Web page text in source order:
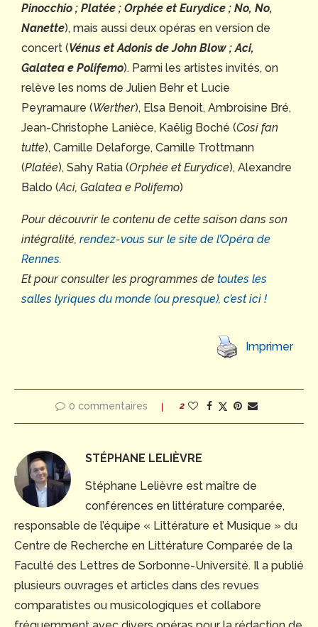
Pinocchio ; Platée ; Orphée et Eurydice ; No, No,
Nanette), mais aussi deux opéras en version de
concert (Vénus et Adonis de John Blow ; Aci,
Galatea e Polifemo). Parmi les artistes invités, on
relève les noms de Julien Behr et Lucie
Peyramaure (Werther), Elsa Benoit, Ambroisine Bré,
Jean-Christophe Lanièce, Kaëlig Boché (Cosi fan
tutte), Camille Delaforge, Camille Trottmann
(Platée), Sahy Ratia (Orphée et Eurydice), Alexandre
Baldo (Aci, Galatea e Polifemo)
Pour découvrir le contenu de cette saison dans son
intégralité, rendez-vous sur le site de l’Opéra de
Rennes.
Et pour consulter les programmes de toutes les
salles lyriques du monde (ou presque), c’est ici !
Imprimer
0 commentaires 2
STÉPHANE LELIÈVRE
Stéphane Lelièvre est maître de
conférences en littérature comparée,
responsable de l’équipe « Littérature et Musique » du
Centre de Recherche en Littérature Comparée de la
Faculté des Lettres de Sorbonne-Université. Il a publié
plusieurs ouvrages et articles dans des revues
comparatistes ou musicologiques et collabore